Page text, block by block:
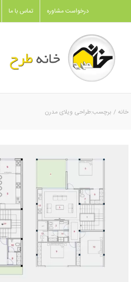
to
content
تماس با ما درخواست مشاوره
خانه برچسب:طراحی ویلای مدرن